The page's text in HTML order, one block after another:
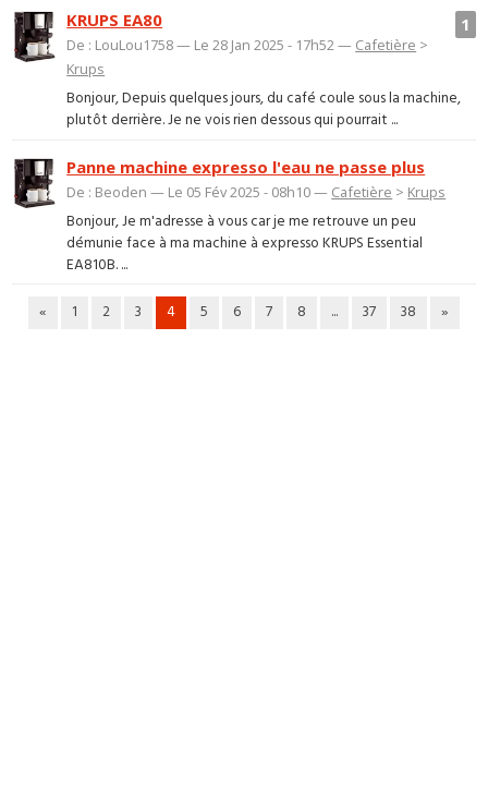
1
KRUPS EA80
De : LouLou1758 — Le 28 Jan 2025 - 17h52 — Cafetière >
Krups
Bonjour, Depuis quelques jours, du café coule sous la machine,
plutôt derrière. Je ne vois rien dessous qui pourrait ...
Panne machine expresso l'eau ne passe plus
De : Beoden — Le 05 Fév 2025 - 08h10 — Cafetière > Krups
Bonjour, Je m'adresse à vous car je me retrouve un peu
démunie face à ma machine à expresso KRUPS Essential
EA810B. ...
« 1 2 3 4 5 6 7 8 ... 37 38 »